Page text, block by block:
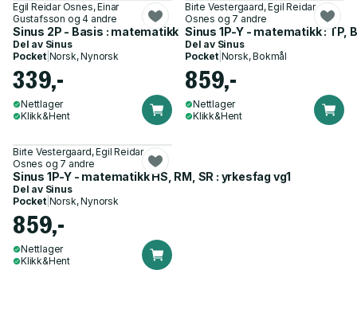
Egil Reidar Osnes, Einar
Gustafsson og 4 andre
Sinus 2P - Basis : matematikk
Del av Sinus
Pocket| Norsk, Nynorsk
339,-
Nettlager
Klikk&Hent
Birte Vestergaard, Egil Reidar
Osnes og 7 andre
Sinus 1P-Y - matematikk : TP,
Del av Sinus
Pocket| Norsk, Bokmål
859,-
Nettlager
Klikk&Hent
Birte Vestergaard, Egil Reidar
Osnes og 7 andre
Sinus 1P-Y - matematikk HS, RM, SR : yrkesfag vg1
Del av Sinus
Pocket| Norsk, Nynorsk
859,-
Nettlager
Klikk&Hent